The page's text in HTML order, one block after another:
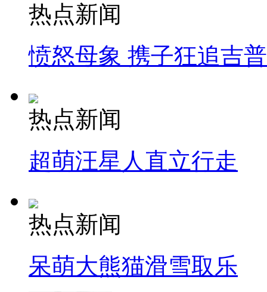
热点新闻
愤怒母象 携子狂追吉
热点新闻
超萌汪星人直立行走
热点新闻
呆萌大熊猫滑雪取乐